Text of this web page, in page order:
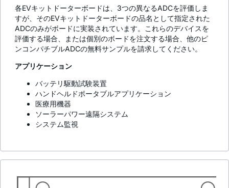
各EVキットドーターボードは、3つの異なるADCを評価しま
すが、そのEVキットドーターボードの品名として指定された
ADCのみがボードに実装されています。これらのデバイスを
評価する場合、または個別のボードを注文する場合、他のピ
ンコンパチブルADCの無料サンプルを請求してください。
アプリケーション
バッテリ駆動試験装置
ハンドヘルドポータブルアプリケーション
医療用機器
ソーラーパワー遠隔システム
システム監視